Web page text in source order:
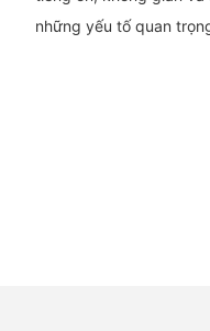
những yếu tố quan